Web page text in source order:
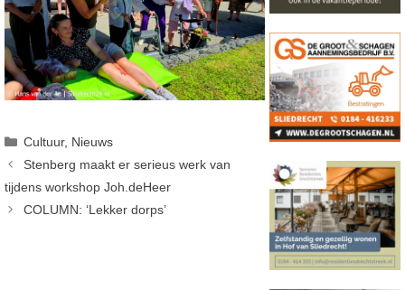
Categorieën
Cultuur, Nieuws
Stenberg maakt er serieus werk van
tijdens workshop Joh.deHeer
COLUMN: ‘Lekker dorps’